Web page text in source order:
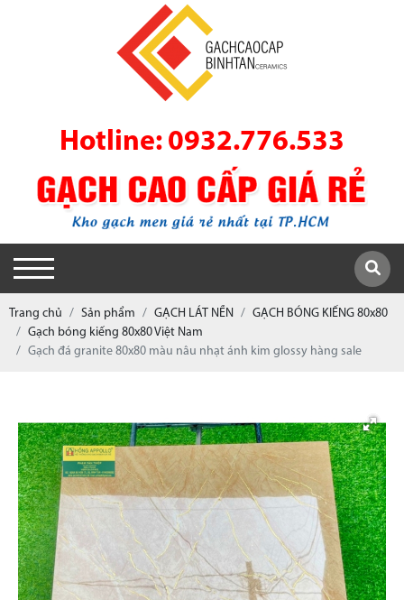
Hotline: 0932.776.533
Trang chủ Sản phẩm GẠCH LÁT NỀN
GẠCH BÓNG KIẾNG 80x80
Gạch bóng kiếng 80x80 Việt Nam
Gạch đá granite 80x80 màu nâu nhạt ánh kim glossy hàng sale